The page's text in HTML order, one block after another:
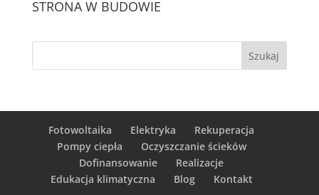
STRONA W BUDOWIE
Fotowoltaika Elektryka
Rekuperacja
Pompy ciepła
Oczyszczanie ścieków
Dofinansowanie
Realizacje
Edukacja klimatyczna
Blog Kontakt